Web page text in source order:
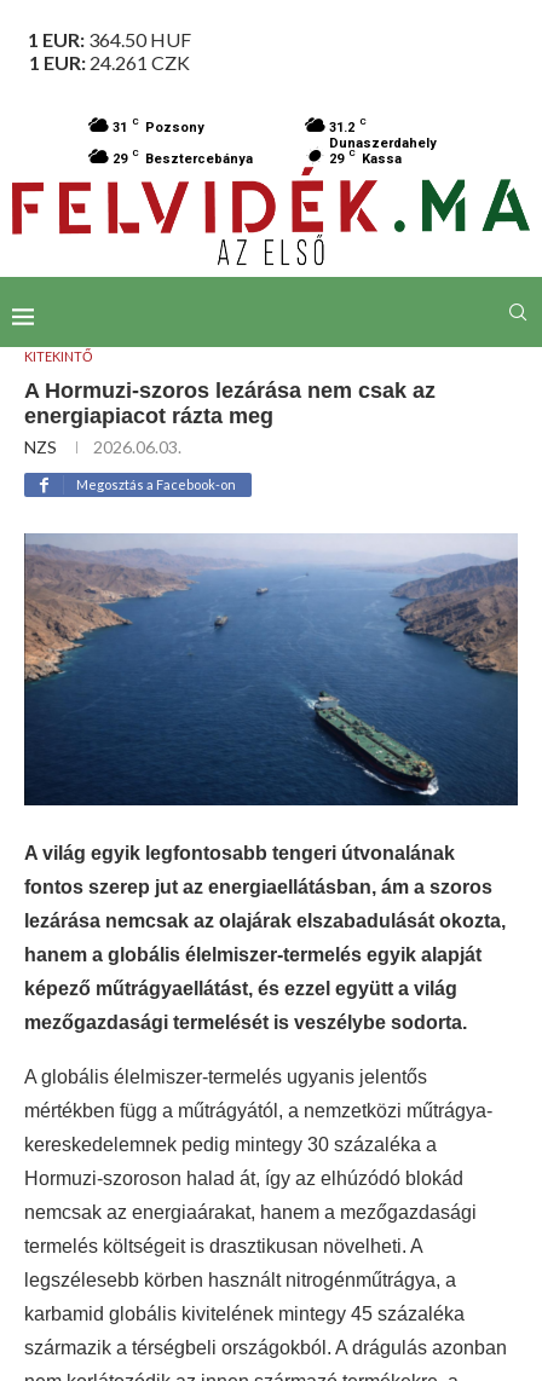
1 EUR: 364.50HUF
1 EUR: 24.261 CZK
31 C Pozsony 31.2 C
Dunaszerdahely
29 C Besztercebánya 29 C Kassa
KITEKINTŐ
A Hormuzi-szoros lezárása nem csak az
energiapiacot rázta meg
NZS 2026.06.03.
Megosztás a Facebook-on
A világ egyik legfontosabb tengeri útvonalának
fontos szerep jut az energiaellátásban, ám a szoros
lezárása nemcsak az olajárak elszabadulását okozta,
hanem a globális élelmiszer-termelés egyik alapját
képező műtrágyaellátást, és ezzel együtt a világ
mezőgazdasági termelését is veszélybe sodorta.
A globális élelmiszer-termelés ugyanis jelentős
mértékben függ a műtrágyától, a nemzetközi műtrágya-
kereskedelemnek pedig mintegy 30 százaléka a
Hormuzi-szoroson halad át, így az elhúzódó blokád
nemcsak az energiaárakat, hanem a mezőgazdasági
termelés költségeit is drasztikusan növelheti. A
legszélesebb körben használt nitrogénműtrágya, a
karbamid globális kivitelének mintegy 45 százaléka
származik a térségbeli országokból. A drágulás azonban